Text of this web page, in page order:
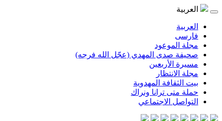
العربية
العربية
فارسی
مجلة الموعود
صحيفة صدى المهدي (عجّل الله فرجه)
مسيرة الأربعين
مجلة الانتظار
بيت الثقافة المهدوية
حملة متى ترانا ونراك
التواصل الاجتماعي